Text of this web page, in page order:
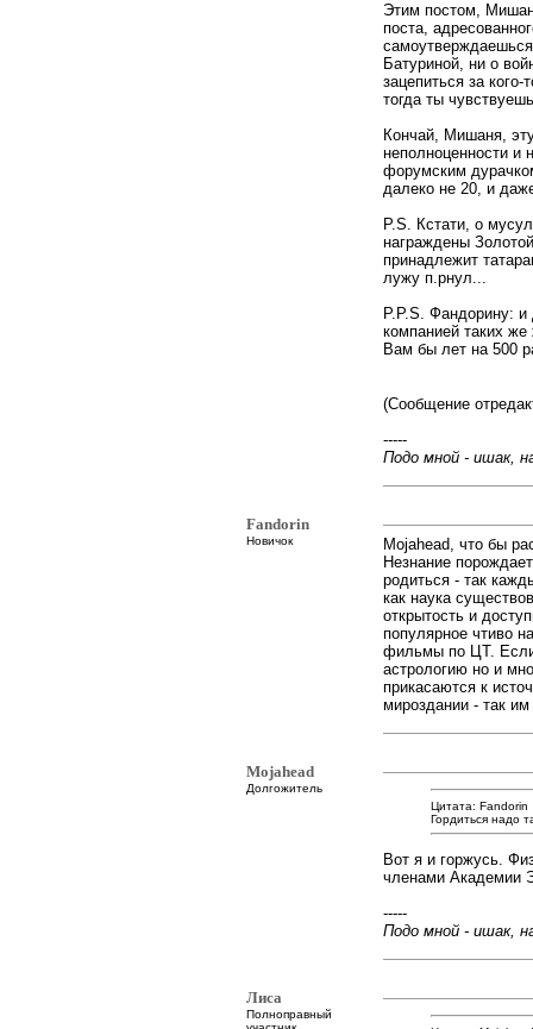
Этим постом,
поста,
Батуриной, ни о
зацепиться за
тогда ты
Кончай, Мишаня,
неполноценности и
форумским
далеко не 20, и
P.S. Кстати, о
награждены
принадлежит
лужу п.рнул...
P.P.S. Фандорину:
компанией таких
Вам бы лет на 500
(Сообщение
-----
Подо мной - ишак,
Fandorin
Новичок
Mojahead, что бы
Незнание
родиться - так
как наука
открытость и
популярное чтиво
фильмы по ЦТ. Если
астрологию но и
прикасаются к
мироздании - так
Mojahead
Долгожитель
Цитата:
Гордиться надо
Вот я и горжусь.
членами Академии
-----
Подо мной - ишак,
Лиса
Полноправный